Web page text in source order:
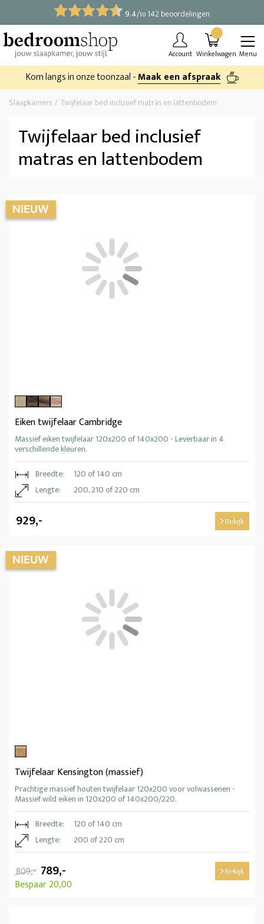
9.4/10 142 beoordelingen
Account Winkelwagen Menu
Kom langs in onze toonzaal -Maak een afspraak
Slaapkamers Twijfelaar bed inclusief matras en lattenbodem
Twijfelaar bed inclusief
matras en lattenbodem
Eiken twijfelaar Cambridge
Massief eiken twijfelaar 120x200 of 140x200 - Leverbaar in 4
verschillende kleuren.
Breedte:
120 of 140 cm
Lengte:
200, 210 of 220 cm
929,- Bekijk
Twijfelaar Kensington (massief)
Prachtige massief houten twijfelaar 120x200 voor volwassenen -
Massief wild eiken in 120x200 of 140x200/220.
Breedte:
120 of 140 cm
Lengte:
200 of 220 cm
809,- 789,-
Bespaar 20,00
Bekijk